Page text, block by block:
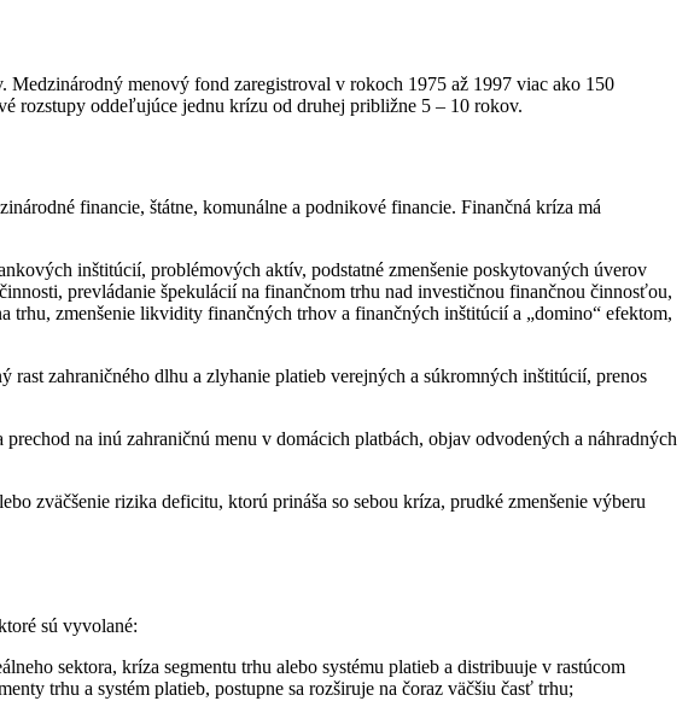
menový fond zaregistroval v rokoch 1975 až 1997 viac ako 150
rozstupy oddeľujúce jednu krízu od druhej približne 5 – 10 rokov.
financie, štátne, komunálne a podnikové financie. Finančná kríza má
inštitúcií, problémových aktív, podstatné zmenšenie poskytovaných úverov
prevládanie špekulácií na finančnom trhu nad investičnou finančnou činnosťou,
trhu, zmenšenie likvidity finančných trhov a finančných inštitúcií a „domino“ efektom,
zahraničného dlhu a zlyhanie platieb verejných a súkromných inštitúcií, prenos
na inú zahraničnú menu v domácich platbách, objav odvodených a náhradných
zväčšenie rizika deficitu, ktorú prináša so sebou kríza, prudké zmenšenie výberu
sú vyvolané:
sektora, kríza segmentu trhu alebo systému platieb a distribuuje v rastúcom
trhu a systém platieb, postupne sa rozširuje na čoraz väčšiu časť trhu;